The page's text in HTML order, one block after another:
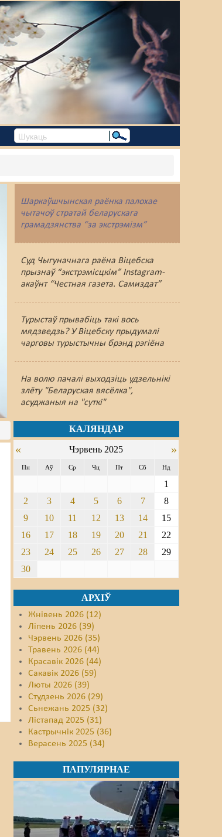
Шаркаўшчынская раёнка палохае
чытачоў стратай беларускага
грамадзянства “за экстрэмізм”
Суд Чыгуначнага раёна Віцебска
прызнаў “экстрэмісцкім” Instagram-
акаўнт “Честная газета. Самиздат”
Турыстаў прывабіць такі вось
мядзведзь? У Віцебску прыдумалі
чарговы турыстычны брэнд рэгіёна
На волю пачалі выходзіць удзельнікі
злёту "Беларуская вясёлка",
асуджаныя на "суткі"
КАЛЯНДАР
« Чэрвень 2025 »
Пн Аў Ср Чц Пт Сб Нд
1
2
3 4 5 6 7
8
9
10 11 12 13 14
15
16
17 18 19 20 21
22
23
24 25 26 27 28
29
30
АРХІЎ
Жнівень 2026 (12)
Ліпень 2026 (39)
Чэрвень 2026 (35)
Травень 2026 (44)
Красавік 2026 (44)
Сакавік 2026 (59)
Люты 2026 (39)
Студзень 2026 (29)
Сьнежань 2025 (32)
Лістапад 2025 (31)
Кастрычнік 2025 (36)
Верасень 2025 (34)
ПАПУЛЯРНАЕ